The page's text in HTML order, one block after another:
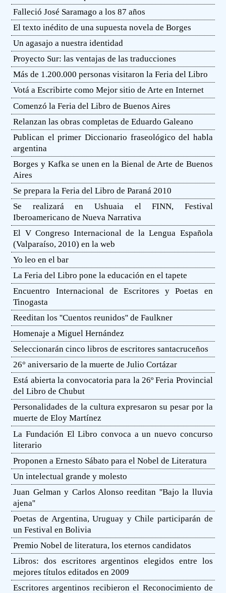
Falleció José Saramago a los 87 años
El texto inédito de una supuesta novela de Borges
Un agasajo a nuestra identidad
Proyecto Sur: las ventajas de las traducciones
Más de 1.200.000 personas visitaron la Feria del Libro
Votá a Escribirte como Mejor sitio de Arte en Internet
Comenzó la Feria del Libro de Buenos Aires
Relanzan las obras completas de Eduardo Galeano
Publican el primer Diccionario fraseológico del habla
argentina
Borges y Kafka se unen en la Bienal de Arte de Buenos
Aires
Se prepara la Feria del Libro de Paraná 2010
Se realizará en Ushuaia el FINN, Festival
Iberoamericano de Nueva Narrativa
El V Congreso Internacional de la Lengua Española
(Valparaíso, 2010) en la web
Yo leo en el bar
La Feria del Libro pone la educación en el tapete
Encuentro Internacional de Escritores y Poetas en
Tinogasta
Reeditan los ''Cuentos reunidos'' de Faulkner
Homenaje a Miguel Hernández
Seleccionarán cinco libros de escritores santacruceños
26° aniversario de la muerte de Julio Cortázar
Está abierta la convocatoria para la 26º Feria Provincial
del Libro de Chubut
Personalidades de la cultura expresaron su pesar por la
muerte de Eloy Martínez
La Fundación El Libro convoca a un nuevo concurso
literario
Proponen a Ernesto Sábato para el Nobel de Literatura
Un intelectual grande y molesto
Juan Gelman y Carlos Alonso reeditan ''Bajo la lluvia
ajena''
Poetas de Argentina, Uruguay y Chile participarán de
un Festival en Bolivia
Premio Nobel de literatura, los eternos candidatos
Libros: dos escritores argentinos elegidos entre los
mejores títulos editados en 2009
Escritores argentinos recibieron el Reconocimiento de